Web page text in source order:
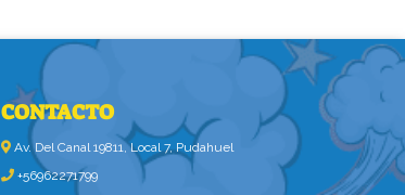
CONTACTO
Av. Del Canal 19811, Local 7, Pudahuel
+56962271799